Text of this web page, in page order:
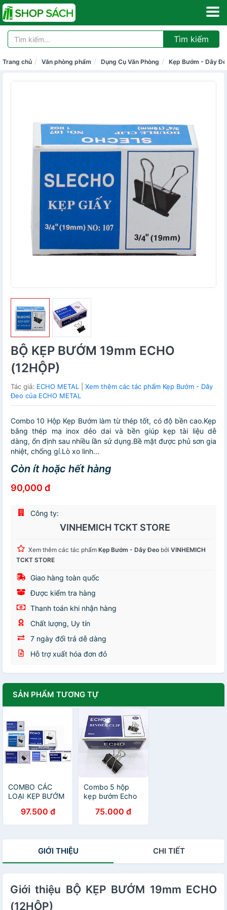
Tìm kiếm
Trang chủ Văn phòng phẩm Dụng Cụ Văn Phòng Kẹp Bướm - Dây
BỘ KẸP BƯỚM 19mm ECHO
(12HỘP)
Tác giả: ECHO METAL
Xem thêm các tác phẩm Kẹp Bướm - Dây
Đeo của ECHO METAL
Combo 10 Hộp Kẹp Bướm làm từ thép tốt, có độ bền cao.Kẹp
bằng thép mạ inox dẻo dai và bền giúp kẹp tài liệu dễ
dàng, ổn định sau nhiều lần sử dụng.Bề mặt được phủ sơn gia
nhiệt, chống gỉ.Lò xo linh...
Còn ít hoặc hết hàng
90,000 đ
Công ty:
VINHEMICH TCKT STORE
Xem thêm các tác phẩm Kẹp Bướm - Dây Đeo bởi VINHEMICH
TCKT STORE
Giao hàng toàn quốc
Được kiểm tra hàng
Thanh toán khi nhận hàng
Chất lượng, Uy tín
7 ngày đổi trả dễ dàng
Hỗ trợ xuất hóa đơn đỏ
SẢN PHẨM TƯƠNG TỰ
COMBO CÁC
LOẠI KẸP BƯỚM
19mm,25mm,
32mm, 41mm,
97.500 đ
Combo 5 hộp
kẹp bướm Echo
75.000 đ
GIỚI THIỆU CHI TIẾT
Giới thiệu BỘ KẸP BƯỚM 19mm ECHO
(12HỘP)